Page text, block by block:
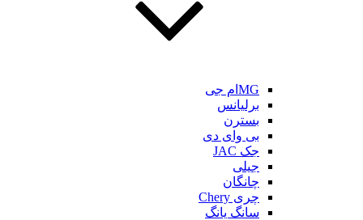
MGام جی
برلیانس
بسترن
بی وای دی
جک JAC
جیلی
چانگان
چری Chery
سانگ یانگ